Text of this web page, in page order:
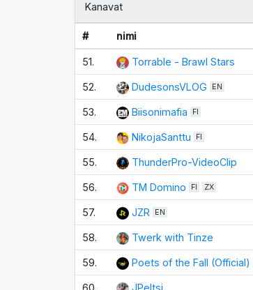
Kanavat
# nimi
51. Torrable - Brawl Stars
52. DudesonsVLOG EN
53. Biisonimafia FI
54. NikojaSanttu FI
55. ThunderPro-VideoClip
56. TM Domino FI ZX
57. JZR EN
58. Twerk with Tinze
59. Poets of the Fall (Official)